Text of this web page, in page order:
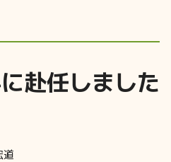
赴任しました